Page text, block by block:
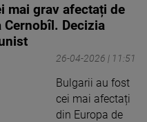
mai grav afectați de
Decizia
26-04-2026 | 11:51
Bulgarii au fost
cei mai afectați
din Europa de